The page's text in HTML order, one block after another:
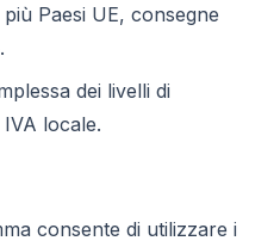
Paesi UE, consegne
dei livelli di
locale.
consente di utilizzare i